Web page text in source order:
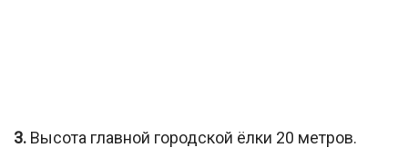
3. Высота главной городской ёлки 20 метров.